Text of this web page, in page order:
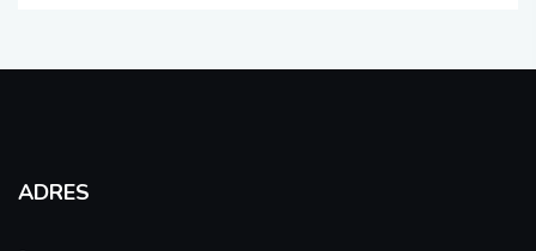
ADRES